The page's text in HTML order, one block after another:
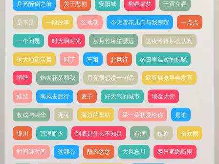
月亮醉倒之前 关于悲剧 安阳城 柳春虚梦 壬寅立春
是不是 一段故事 红地毯 今天雪花儿们与我寒暄 一点点
一个问题 时光啊时光 水月竹桥笙瑟远 这夜冷得那么认真
这大地还活着 园丁 车窗 北风行 冬日里温柔的拂晓
喧哗 焰火花朵和我 月亮很想说一句话 欧亚展览早会发言
娃娃 南风去旅行 麦子 好天气的城市 瑞金大街
收成与荣华 无可 海边的车站 采一朵初夏给你 是谁
银川 荒漠野火 到底是什么不知足 有病 也许 合欢雨
时间呀时间 这颗心 醺风悠悠 大风忘川 两只鹦鹉听雨